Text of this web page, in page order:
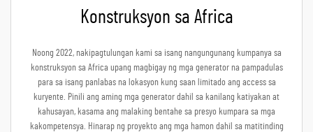
Konstruksyon sa Africa
Noong 2022, nakipagtulungan kami sa isang nangungunang kumpanya sa
konstruksyon sa Africa upang magbigay ng mga generator na pampadulas
para sa isang panlabas na lokasyon kung saan limitado ang access sa
kuryente. Pinili ang aming mga generator dahil sa kanilang katiyakan at
kahusayan, kasama ang malaking bentahe sa presyo kumpara sa mga
kakompetensya. Hinarap ng proyekto ang mga hamon dahil sa matitinding